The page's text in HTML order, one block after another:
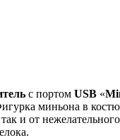
с портом USB «
миньона в
так и от